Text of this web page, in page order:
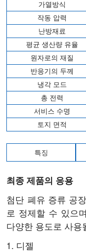
가열방식
작동 압력
난방재료
평균 생산량 유율
원자로의 재질
반응기의 두께
냉각 모드
총 전력
서비스 수명
토지 면적
특징
최종 제품의 응용
첨단 폐유 증류 공
로 정제할 수 있으
다양한 용도로 사용
1. 디젤